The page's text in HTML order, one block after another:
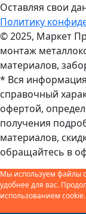
Оставляя свои
Политику
© 2025, Маркет
монтаж
материалов,
* Вся
справочный
офертой,
получения
материалов,
обращайтесь в
Мы используем файлы
удобнее для вас.
использованием